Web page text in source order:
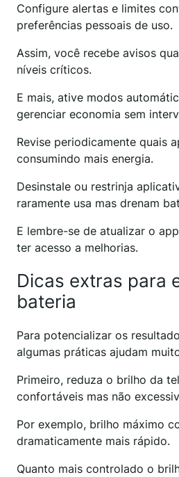
Configure alertas e limites
preferências pessoais de uso.
Assim, você recebe avisos
níveis críticos.
E mais, ative modos
gerenciar economia sem
Revise periodicamente quais
consumindo mais energia.
Desinstale ou restrinja
raramente usa mas drenam
E lembre-se de atualizar o
ter acesso a melhorias.
Dicas extras para
bateria
Para potencializar os
algumas práticas ajudam
Primeiro, reduza o brilho da
confortáveis mas não
Por exemplo, brilho máximo
dramaticamente mais rápido.
Quanto mais controlado o